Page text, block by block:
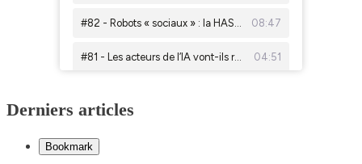
Derniers articles
Bookmark